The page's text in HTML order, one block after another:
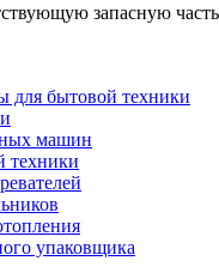
запасную часть
для бытовой техники
машин
техники
упаковщика